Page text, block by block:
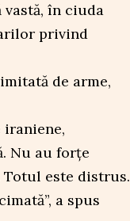
în ciuda
privind
de arme,
Nu au forțe
este distrus.
a spus